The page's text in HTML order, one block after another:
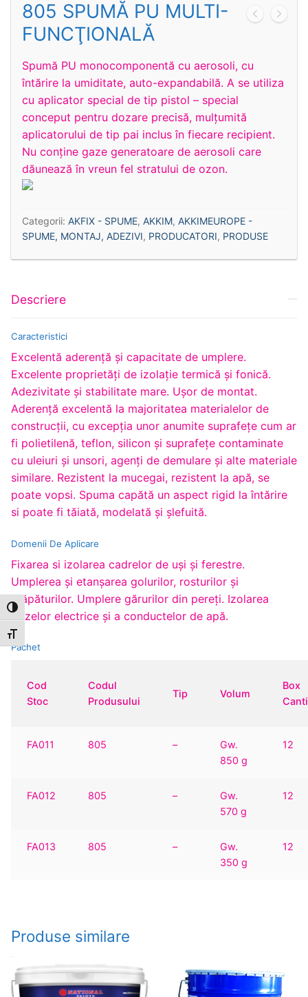
Toggle High Contrast
Toggle Font size
805 SPUMĂ PU MULTI-
FUNCŢIONALĂ
Spumă PU monocomponentă cu aerosoli, cu
întărire la umiditate, auto-expandabilă. A se utiliza
cu aplicator special de tip pistol – special
conceput pentru dozare precisă, mulţumită
aplicatorului de tip pai inclus în fiecare recipient.
Nu conţine gaze generatoare de aerosoli care
dăunează în vreun fel stratului de ozon.
Categorii: AKFIX - SPUME, AKKIM, AKKIMEUROPE -
SPUME, MONTAJ, ADEZIVI, PRODUCATORI, PRODUSE
Descriere
Caracteristici
Excelentă aderenţă şi capacitate de umplere.
Excelente proprietăţi de izolaţie termică şi fonică.
Adezivitate şi stabilitate mare. Uşor de montat.
Aderenţă excelentă la majoritatea materialelor de
construcţii, cu excepţia unor anumite suprafeţe cum ar
fi polietilenă, teflon, silicon şi suprafeţe contaminate
cu uleiuri şi unsori, agenţi de demulare şi alte materiale
similare. Rezistent la mucegai, rezistent la apă, se
poate vopsi. Spuma capătă un aspect rigid la întărire
si poate fi tăiată, modelată şi şlefuită.
Domenii De Aplicare
Fixarea si izolarea cadrelor de uşi şi ferestre.
Umplerea şi etanşarea golurilor, rosturilor şi
crăpăturilor. Umplere gărurilor din pereţi. Izolarea
prizelor electrice şi a conductelor de apă.
Pachet
Cod
Stoc
Codul
Produsului
Tip Volum
Box
FA011 805 –
Gw.
850 g
12
FA012 805 –
Gw.
570 g
12
FA013 805 –
Gw.
350 g
12
Produse similare